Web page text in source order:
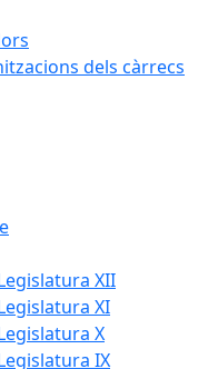
dels càrrecs
XII
XI
X
IX